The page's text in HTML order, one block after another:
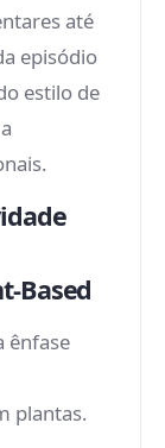
até
episódio
estilo de
Based
ênfase
plantas.